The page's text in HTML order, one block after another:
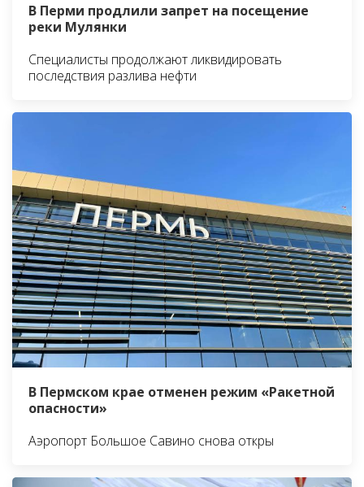
В Перми продлили запрет на посещение
реки Мулянки
Специалисты продолжают ликвидировать
последствия разлива нефти
В Пермском крае отменен режим «Ракетной
опасности»
Аэропорт Большое Савино снова откры